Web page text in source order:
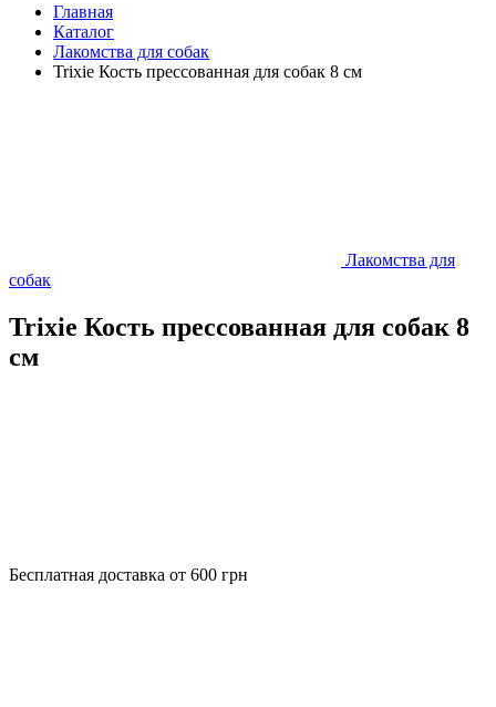
Главная
Каталог
Лакомства для собак
Trixie Кость прессованная для собак 8 см
Лакомства для
собак
Trixie Кость прессованная для собак 8
см
Бесплатная доставка от 600 грн